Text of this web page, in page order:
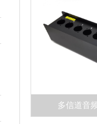
多信道音